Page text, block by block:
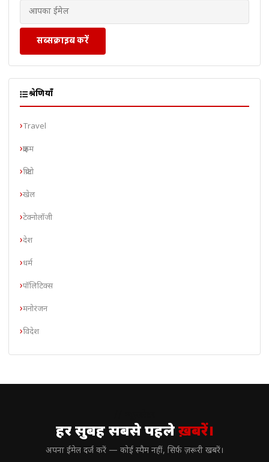
सब्सक्राइब करें
श्रेणियाँ
Travel
क्राइम
क्रिप्टो
खेल
टेक्नोलॉजी
देश
धर्म
पॉलिटिक्स
मनोरंजन
विदेश
हर सुबह सबसे पहलेख़बरें।
अपना ईमेल दर्ज करें — कोई स्पैम नहीं, सिर्फ ज़रूरी खबरें।